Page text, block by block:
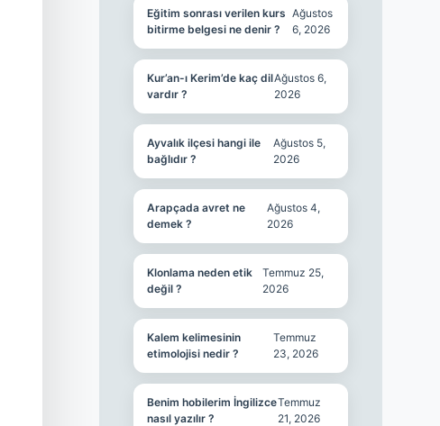
Eğitim sonrası verilen kurs
bitirme belgesi ne denir ?
Ağustos
6, 2026
Kur’an-ı Kerim’de kaç dil
vardır ?
Ağustos 6,
2026
Ayvalık ilçesi hangi ile
bağlıdır ?
Ağustos 5,
2026
Arapçada avret ne
demek ?
Ağustos 4,
2026
Klonlama neden etik
değil ?
Temmuz 25,
2026
Kalem kelimesinin
etimolojisi nedir ?
Temmuz
23, 2026
Benim hobilerim İngilizce
nasıl yazılır ?
Temmuz
21, 2026